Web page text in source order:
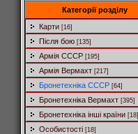
Категорії розділу
Карти [16]
Після бою [135]
Армія СССР [195]
Армія Вермахт [217]
Бронетехніка СССР [64]
Бронетехніка Вермахт [395]
Бронетехніка інші країни [18]
Особистості [18]